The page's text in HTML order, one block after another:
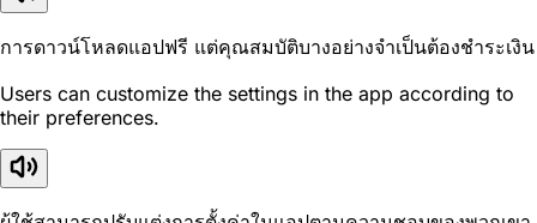
การดาวน์โหลดแอปฟรี แต่คุณสมบัติบางอย่างจำเป็นต้องชำระเงิน
Users can customize the settings in the app according to
their preferences.